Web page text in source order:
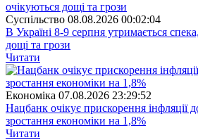
Суспiльство 08.08.2026 00:02:04
В Україні 8-9 серпня утримається
дощі та грози
Читати
Економіка 07.08.2026 23:29:52
Нацбанк очікує прискорення інфляції
зростання економіки на 1,8%
Читати